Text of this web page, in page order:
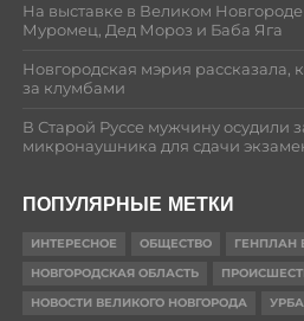
На выставке в Великом Новгороде
Муромец, Дед Мороз и Баба Яга
Новгородская мэрия рассказала,
за клумбами
В Старой Руссе мужчину осудили
микронаушника для сдачи
ПОПУЛЯРНЫЕ МЕТКИ
ИНТЕРЕСНОЕ ОБЩЕСТВО
ГЕНПЛАН
НОВГОРОДСКАЯ ОБЛАСТЬ
НОВОСТИ ВЕЛИКОГО НОВГОРОДА